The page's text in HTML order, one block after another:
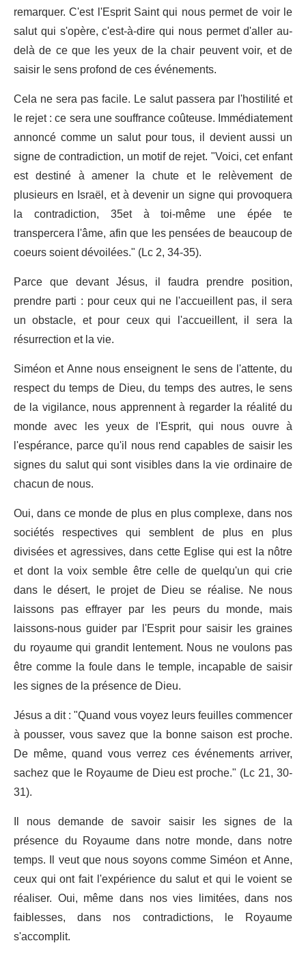
remarquer. C'est l'Esprit Saint qui nous permet de voir le
salut qui s'opère, c'est-à-dire qui nous permet d'aller au-
delà de ce que les yeux de la chair peuvent voir, et de
saisir le sens profond de ces événements.
Cela ne sera pas facile. Le salut passera par l'hostilité et
le rejet : ce sera une souffrance coûteuse. Immédiatement
annoncé comme un salut pour tous, il devient aussi un
signe de contradiction, un motif de rejet. "Voici, cet enfant
est destiné à amener la chute et le relèvement de
plusieurs en Israël, et à devenir un signe qui provoquera
la contradiction, 35et à toi-même une épée te
transpercera l'âme, afin que les pensées de beaucoup de
coeurs soient dévoilées." (Lc 2, 34-35).
Parce que devant Jésus, il faudra prendre position,
prendre parti : pour ceux qui ne l'accueillent pas, il sera
un obstacle, et pour ceux qui l'accueillent, il sera la
résurrection et la vie.
Siméon et Anne nous enseignent le sens de l'attente, du
respect du temps de Dieu, du temps des autres, le sens
de la vigilance, nous apprennent à regarder la réalité du
monde avec les yeux de l'Esprit, qui nous ouvre à
l'espérance, parce qu'il nous rend capables de saisir les
signes du salut qui sont visibles dans la vie ordinaire de
chacun de nous.
Oui, dans ce monde de plus en plus complexe, dans nos
sociétés respectives qui semblent de plus en plus
divisées et agressives, dans cette Eglise qui est la nôtre
et dont la voix semble être celle de quelqu'un qui crie
dans le désert, le projet de Dieu se réalise. Ne nous
laissons pas effrayer par les peurs du monde, mais
laissons-nous guider par l'Esprit pour saisir les graines
du royaume qui grandit lentement. Nous ne voulons pas
être comme la foule dans le temple, incapable de saisir
les signes de la présence de Dieu.
Jésus a dit : "Quand vous voyez leurs feuilles commencer
à pousser, vous savez que la bonne saison est proche.
De même, quand vous verrez ces événements arriver,
sachez que le Royaume de Dieu est proche." (Lc 21, 30-
31).
Il nous demande de savoir saisir les signes de la
présence du Royaume dans notre monde, dans notre
temps. Il veut que nous soyons comme Siméon et Anne,
ceux qui ont fait l'expérience du salut et qui le voient se
réaliser. Oui, même dans nos vies limitées, dans nos
faiblesses, dans nos contradictions, le Royaume
s'accomplit.